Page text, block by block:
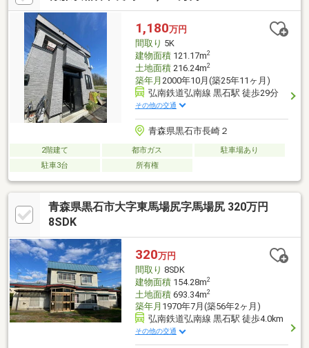
1,180万円
間取り 5K
建物面積121.17m2
土地面積216.24m2
築年月 2000年10月(築25年11ヶ月)
弘南鉄道弘南線 黒石駅 徒歩29分
その他の交通
青森県黒石市長崎２
2階建て 都市ガス
駐車場あり
駐車3台
所有権
青森県黒石市大字東馬場尻字馬場尻 320万円
8SDK
320万円
間取り 8SDK
建物面積154.28m2
土地面積693.34m2
築年月 1970年7月(築56年2ヶ月)
弘南鉄道弘南線 黒石駅 徒歩4.0km
その他の交通